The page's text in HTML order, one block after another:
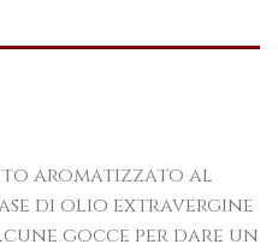
aromatizzato al
di olio extravergine
gocce per dare un